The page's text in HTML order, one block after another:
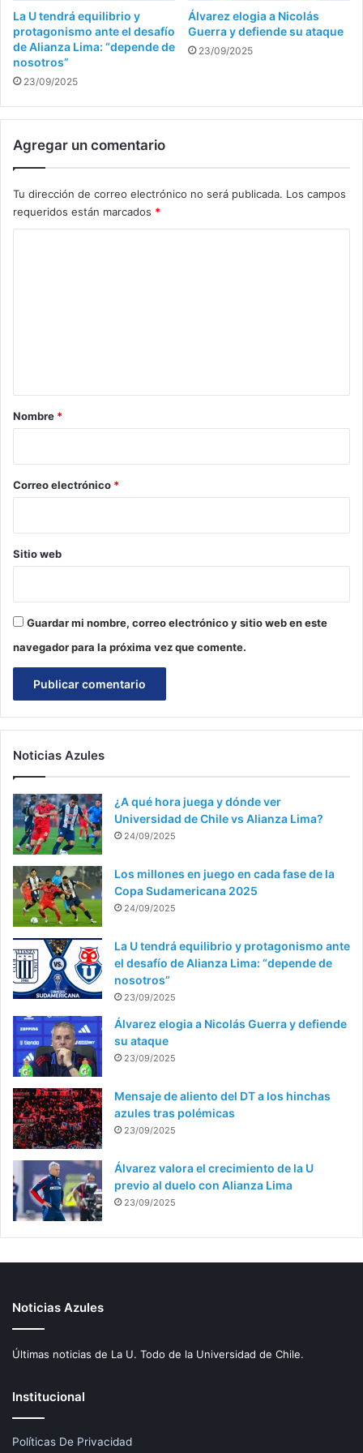
La U tendrá equilibrio y
protagonismo ante el desafío
de Alianza Lima: “depende de
nosotros”
23/09/2025
Álvarez elogia a Nicolás
Guerra y defiende su ataque
23/09/2025
Agregar un comentario
Tu dirección de correo electrónico no será publicada. Los campos
requeridos están marcados *
r
*
Nombre *
Correo electrónico *
Sitio web
Guardar mi nombre, correo electrónico y sitio web en este
navegador para la próxima vez que comente.
Noticias Azules
¿A qué hora juega y dónde ver
Universidad de Chile vs Alianza Lima?
24/09/2025
Los millones en juego en cada fase de la
Copa Sudamericana 2025
24/09/2025
La U tendrá equilibrio y protagonismo ante
el desafío de Alianza Lima: “depende de
nosotros”
23/09/2025
Álvarez elogia a Nicolás Guerra y defiende
su ataque
23/09/2025
Mensaje de aliento del DT a los hinchas
azules tras polémicas
23/09/2025
Álvarez valora el crecimiento de la U
previo al duelo con Alianza Lima
23/09/2025
Noticias Azules
Últimas noticias de La U. Todo de la Universidad de Chile.
Institucional
Políticas De Privacidad